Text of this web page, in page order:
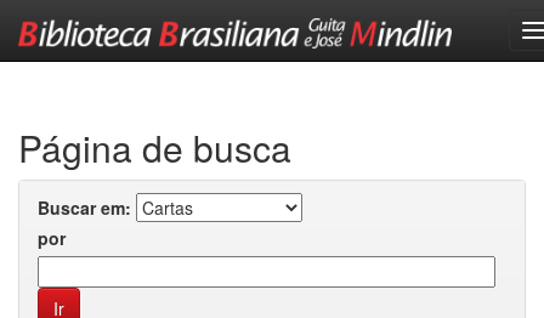
Página de busca
Buscar em:
por